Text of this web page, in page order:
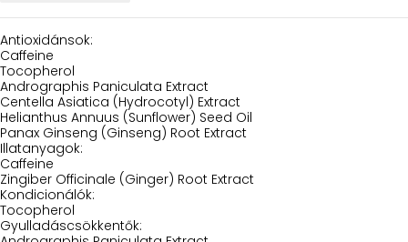
Antioxidánsok:
Caffeine
Tocopherol
Andrographis Paniculata Extract
Centella Asiatica (Hydrocotyl) Extract
Helianthus Annuus (Sunflower) Seed Oil
Panax Ginseng (Ginseng) Root Extract
Illatanyagok:
Caffeine
Zingiber Officinale (Ginger) Root Extract
Kondicionálók:
Tocopherol
Gyulladáscsökkentők: